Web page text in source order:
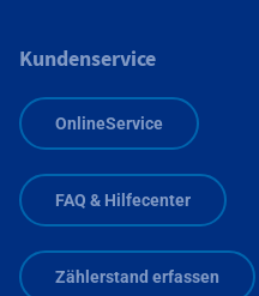
Kundenservice
OnlineService
FAQ & Hilfecenter
Zählerstand erfassen